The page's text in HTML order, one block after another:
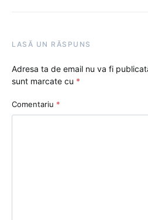
LASĂ UN RĂSPUNS
Adresa ta de email nu va fi
sunt marcate cu *
Comentariu *